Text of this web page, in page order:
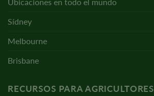
Sídney
Melbourne
Brisbane
RECURSOS PARA AGRICULTORES